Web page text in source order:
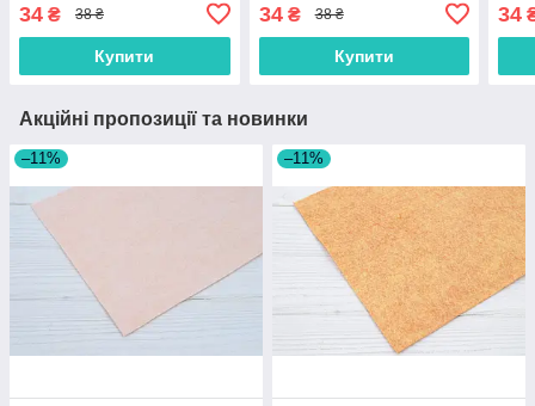
34 ₴ 38 ₴
Купити
34₴ 38 ₴
Купити
34
Акційні пропозиції та новинки
–11% –11%